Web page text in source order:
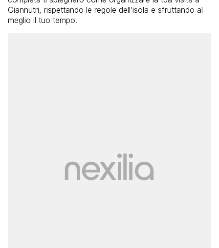
Giannutri, rispettando le regole dell’isola e sfruttando al
meglio il tuo tempo.